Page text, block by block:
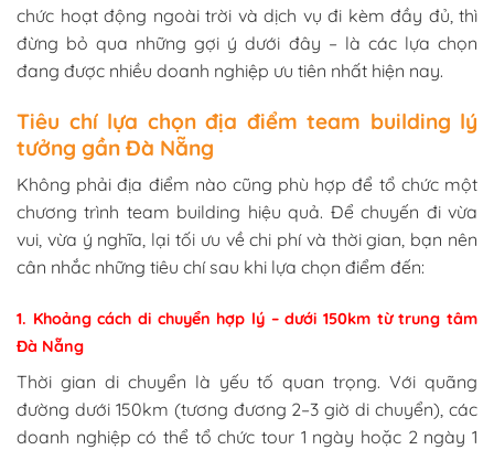
chức hoạt động ngoài trời và dịch vụ đi kèm đầy đủ, thì
đừng bỏ qua những gợi ý dưới đây – là các lựa chọn
đang được nhiều doanh nghiệp ưu tiên nhất hiện nay.
Tiêu chí lựa chọn địa điểm team building lý
tưởng gần Đà Nẵng
Không phải địa điểm nào cũng phù hợp để tổ chức một
chương trình team building hiệu quả. Để chuyến đi vừa
vui, vừa ý nghĩa, lại tối ưu về chi phí và thời gian, bạn nên
cân nhắc những tiêu chí sau khi lựa chọn điểm đến:
1. Khoảng cách di chuyển hợp lý – dưới 150km từ trung tâm
Đà Nẵng
Thời gian di chuyển là yếu tố quan trọng. Với quãng
đường dưới 150km (tương đương 2–3 giờ di chuyển), các
doanh nghiệp có thể tổ chức tour 1 ngày hoặc 2 ngày 1